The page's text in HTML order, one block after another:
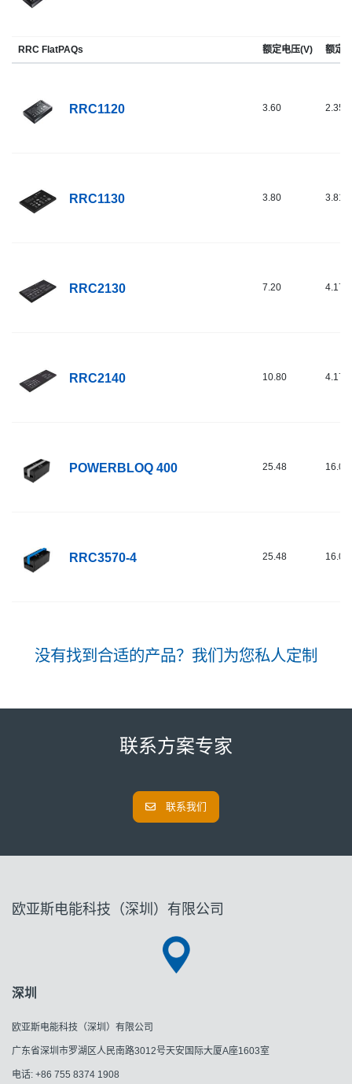
RRC FlatPAQs 额定电压(V) 额定
RRC1120 3.60 2.35
RRC1130 3.80 3.81
RRC2130 7.20 4.17
RRC2140 10.80 4.17
POWERBLOQ 400 25.48 16.00
RRC3570-4 25.48 16.00
没有找到合适的产品？我们为您私人定制
联系方案专家
联系我们
欧亚斯电能科技（深圳）有限公司
深圳
欧亚斯电能科技（深圳）有限公司
广东省深圳市罗湖区人民南路3012号天安国际大厦A座1603室
电话: +86 755 8374 1908